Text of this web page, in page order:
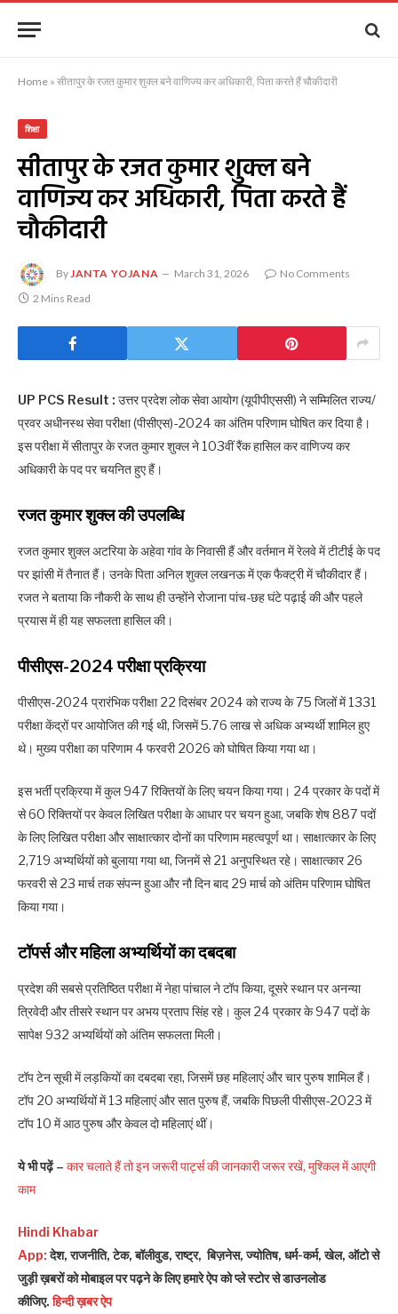
Home » सीतापुर के रजत कुमार शुक्ल बने वाणिज्य कर अधिकारी, पिता करते हैं चौकीदारी
शिक्षा
सीतापुर के रजत कुमार शुक्ल बने
वाणिज्य कर अधिकारी, पिता करते हैं
चौकीदारी
ByJANTA YOJANA March 31, 2026
No Comments
2 Mins Read
UP PCS Result : उत्तर प्रदेश लोक सेवा आयोग (यूपीपीएससी) ने सम्मिलित राज्य/
प्रवर अधीनस्थ सेवा परीक्षा (पीसीएस)-2024 का अंतिम परिणाम घोषित कर दिया है।
इस परीक्षा में सीतापुर के रजत कुमार शुक्ल ने 103वीं रैंक हासिल कर वाणिज्य कर
अधिकारी के पद पर चयनित हुए हैं।
रजत कुमार शुक्ल की उपलब्धि
रजत कुमार शुक्ल अटरिया के अहेवा गांव के निवासी हैं और वर्तमान में रेलवे में टीटीई के पद
पर झांसी में तैनात हैं। उनके पिता अनिल शुक्ल लखनऊ में एक फैक्ट्री में चौकीदार हैं।
रजत ने बताया कि नौकरी के साथ ही उन्होंने रोजाना पांच-छह घंटे पढ़ाई की और पहले
प्रयास में ही यह सफलता हासिल की।
पीसीएस-2024 परीक्षा प्रक्रिया
पीसीएस-2024 प्रारंभिक परीक्षा 22 दिसंबर 2024 को राज्य के 75 जिलों में 1331
परीक्षा केंद्रों पर आयोजित की गई थी, जिसमें 5.76 लाख से अधिक अभ्यर्थी शामिल हुए
थे। मुख्य परीक्षा का परिणाम 4 फरवरी 2026 को घोषित किया गया था।
इस भर्ती प्रक्रिया में कुल 947 रिक्तियों के लिए चयन किया गया। 24 प्रकार के पदों में
से 60 रिक्तियों पर केवल लिखित परीक्षा के आधार पर चयन हुआ, जबकि शेष 887 पदों
के लिए लिखित परीक्षा और साक्षात्कार दोनों का परिणाम महत्वपूर्ण था। साक्षात्कार के लिए
2,719 अभ्यर्थियों को बुलाया गया था, जिनमें से 21 अनुपस्थित रहे। साक्षात्कार 26
फरवरी से 23 मार्च तक संपन्न हुआ और नौ दिन बाद 29 मार्च को अंतिम परिणाम घोषित
किया गया।
टॉपर्स और महिला अभ्यर्थियों का दबदबा
प्रदेश की सबसे प्रतिष्ठित परीक्षा में नेहा पांचाल ने टॉप किया, दूसरे स्थान पर अनन्या
त्रिवेदी और तीसरे स्थान पर अभय प्रताप सिंह रहे। कुल 24 प्रकार के 947 पदों के
सापेक्ष 932 अभ्यर्थियों को अंतिम सफलता मिली।
टॉप टेन सूची में लड़कियों का दबदबा रहा, जिसमें छह महिलाएं और चार पुरुष शामिल हैं।
टॉप 20 अभ्यर्थियों में 13 महिलाएं और सात पुरुष हैं, जबकि पिछली पीसीएस-2023 में
टॉप 10 में आठ पुरुष और केवल दो महिलाएं थीं।
ये भी पढ़ें – कार चलाते हैं तो इन जरूरी पार्ट्स की जानकारी जरूर रखें, मुश्किल में आएगी
काम
Hindi Khabar
App:देश, राजनीति, टेक, बॉलीवुड, राष्ट्र, बिज़नेस, ज्योतिष, धर्म-कर्म, खेल, ऑटो से
जुड़ी ख़बरों को मोबाइल पर पढ़ने के लिए हमारे ऐप को प्ले स्टोर से डाउनलोड
कीजिए.हिन्दी ख़बर ऐप